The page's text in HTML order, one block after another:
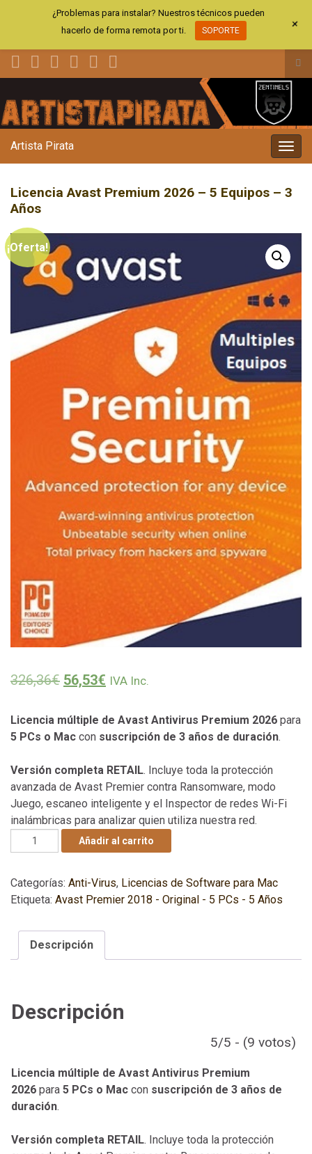
el
la
Artista Pirata
Licencia Avast Premium 2026 – 5 Equipos – 3
Años
¡Oferta!
326,36€ El precio original era: 326,36€.
56,53€ El precio actual es: 56,53€.
IVA Inc.
Licencia múltiple de Avast Antivirus Premium 2026 para
5 PCs o Mac con suscripción de 3 años de duración.
Versión completa RETAIL. Incluye toda la protección
avanzada de Avast Premier contra Ransomware, modo
Juego, escaneo inteligente y el Inspector de redes Wi-Fi
inalámbricas para analizar quien utiliza nuestra red.
Licencia Avast Premium 2026 - 5 Equipos - 3 Años
Añadir al carrito
Categorías: Anti-Virus, Licencias de Software para Mac
Etiqueta: Avast Premier 2018 - Original - 5 PCs - 5 Años
Descripción
Descripción
5/5 - (9 votos)
Licencia múltiple de Avast Antivirus Premium
2026 para 5 PCs o Mac con suscripción de 3 años de
duración.
Versión completa RETAIL. Incluye toda la protección
¿Problemas para instalar? Nuestros técnicos pueden
hacerlo de forma remota por ti.
SOPORTE +